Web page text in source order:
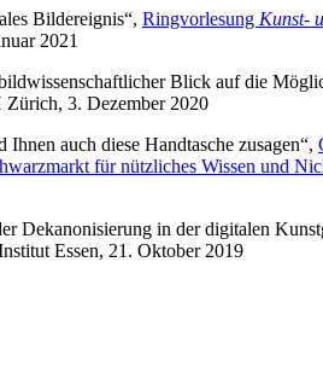
Bildereignis“, Ringvorlesung Kunst-
2021
Blick auf die
Zürich, 3. Dezember 2020
auch diese Handtasche zusagen“,
für nützliches Wissen und
Dekanonisierung in der digitalen
Essen, 21. Oktober 2019